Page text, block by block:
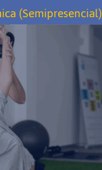
(Semipresencial)